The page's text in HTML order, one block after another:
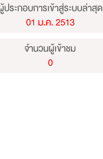
ประกอบการเข้าสู่ระบบล่าสุด
01 ม.ค. 2513
จำนวนผู้เข้าชม
0